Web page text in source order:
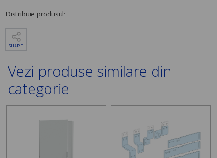
Distribuie produsul:
SHARE
Vezi produse similare din
categorie